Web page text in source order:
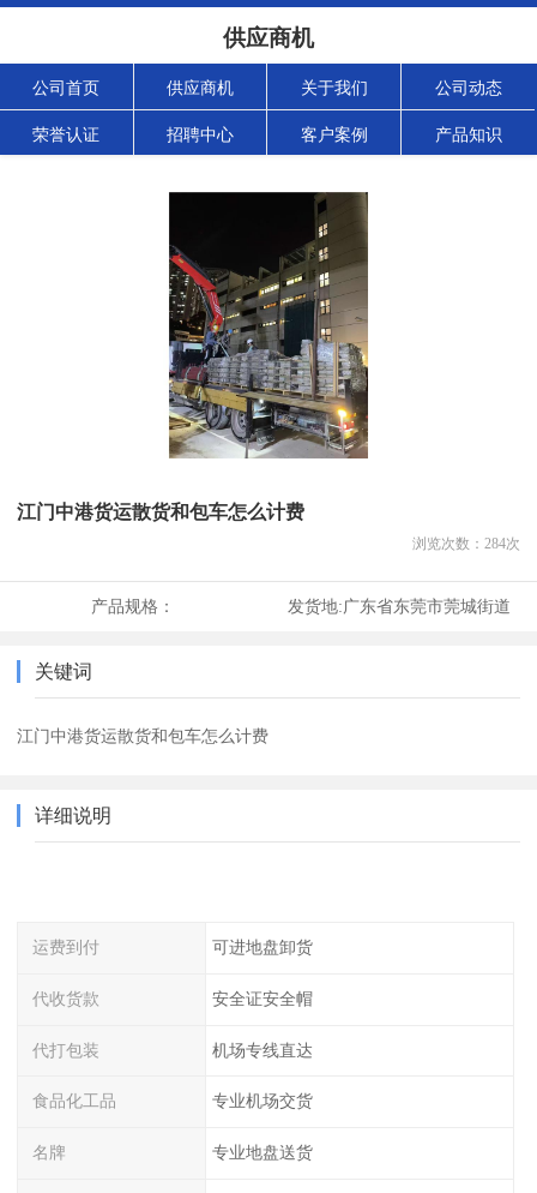
供应商机
公司首页 供应商机 关于我们 公司动态
荣誉认证 招聘中心 客户案例 产品知识
江门中港货运散货和包车怎么计费
浏览次数： 284次
产品规格： 发货地:广东省东莞市莞城街道
关键词
江门中港货运散货和包车怎么计费
详细说明
运费到付 可进地盘卸货
代收货款 安全证安全帽
代打包装 机场专线直达
食品化工品 专业机场交货
名牌 专业地盘送货